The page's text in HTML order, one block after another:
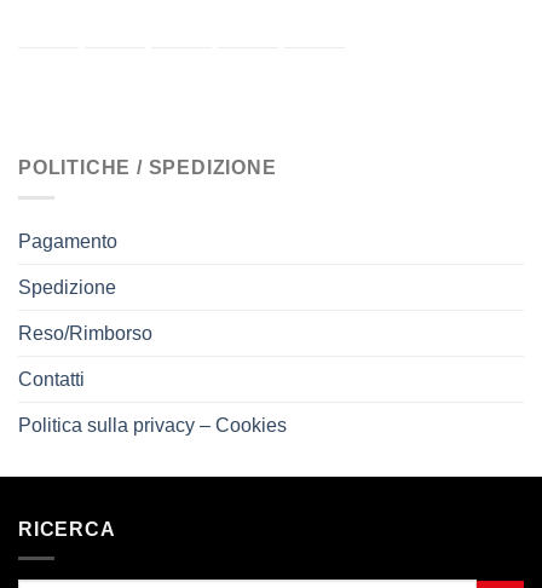
POLITICHE / SPEDIZIONE
Pagamento
Spedizione
Reso/Rimborso
Contatti
Politica sulla privacy – Cookies
RICERCA